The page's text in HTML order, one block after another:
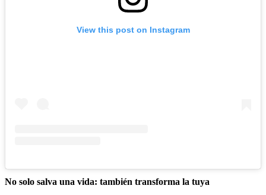
View this post on Instagram
No solo salva una vida: también transforma la tuya